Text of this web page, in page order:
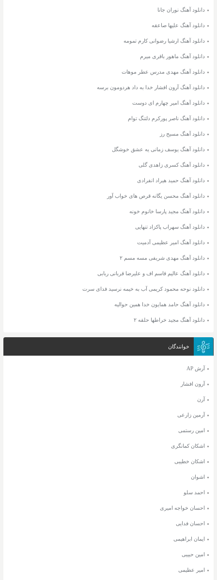
دانلود آهنگ نوران جانا
دانلود آهنگ علیها صاعقه
دانلود آهنگ ارشیا رضوانی کارم تمومه
دانلود آهنگ ماهور باقری میرم
دانلود آهنگ مهدی مدرس عطر موهات
دانلود آهنگ آرون افشار خدا به داد هردومون برسه
دانلود آهنگ امیر چهارم ای دوست
دانلود آهنگ ناصر پورکرم دلتنگ توام
دانلود آهنگ مسیح رز
دانلود آهنگ یوسف زمانی یه عشق خوشگل
دانلود آهنگ کسری زاهدی گلی
دانلود آهنگ حمید هیراد انفرادی
دانلود آهنگ محسن یگانه قرص های خواب آور
دانلود آهنگ مجید پارسا خانوم خونه
دانلود آهنگ سهراب پاکزاد تنهایی
دانلود آهنگ امیر عظیمی آدمیت
دانلود آهنگ مهدی شریفی مسه مسم ۲
دانلود آهنگ عالیم قاسم اف و علیرضا قربانی ربابی
دانلود نوحه محمود کریمی آب به خیمه نرسید فدای سرت
دانلود آهنگ حامد همایون خدا همین حوالیه
دانلود آهنگ مجید خراطها حلقه ۲
خوانندگان
آرش AP
آرون افشار
آرن
آرمین زارعی
امین رستمی
اشکان کمانگری
اشکان خطیبی
اشوان
احمد سلو
احسان خواجه امیری
احسان فدایی
ایمان ابراهیمی
امین حبیبی
امیر عظیمی